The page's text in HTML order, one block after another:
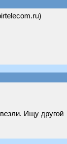
Ищу другой